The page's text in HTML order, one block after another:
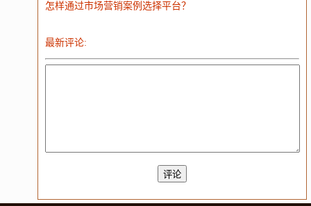
怎样通过市场营销案例选择平台？
最新评论: